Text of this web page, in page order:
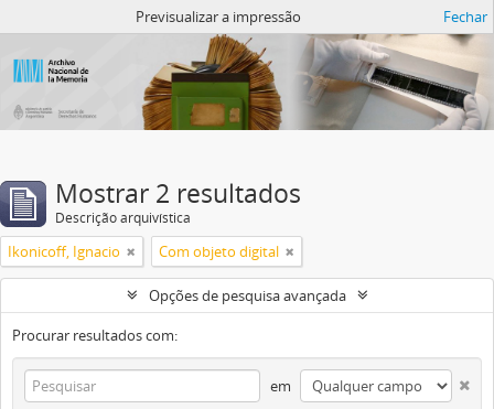
Previsualizar a impressão Fechar
Mostrar 2 resultados
Descrição arquivística
Ikonicoff, Ignacio Com objeto digital
Opções de pesquisa avançada
Procurar resultados com:
em